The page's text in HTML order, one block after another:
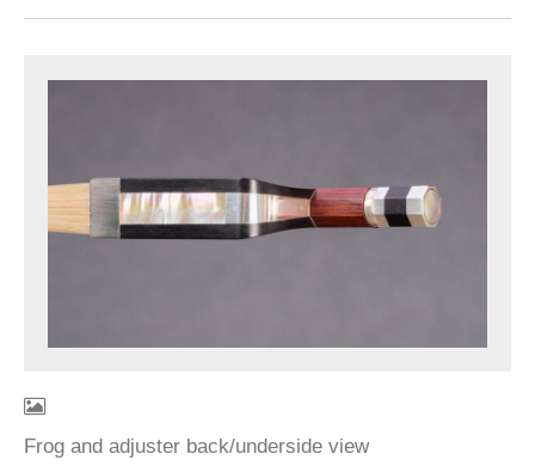
Frog and adjuster back/underside view